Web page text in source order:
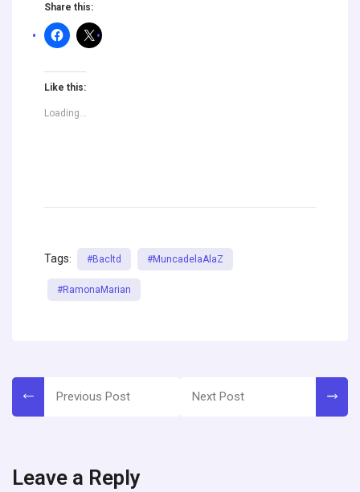
Share this:
Like this:
Loading...
Tags: #bacltd #muncadelaAlaZ
#RamonaMarian
Previous Post Next Post
Leave a Reply